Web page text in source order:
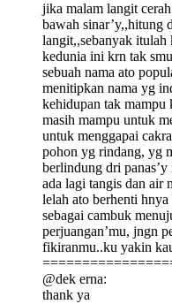
jika malam langit
bawah sinar’y,,hitung
langit,,sebanyak itulah
kedunia ini krn tak
sebuah nama ato
menitipkan nama yg
kehidupan tak mampu
masih mampu untuk
untuk menggapai
pohon yg rindang, yg
berlindung dri
ada lagi tangis dan air
lelah ato berhenti
sebagai cambuk
perjuangan’mu, jngn
fikiranmu..ku yakin
@dek erna:
thank ya